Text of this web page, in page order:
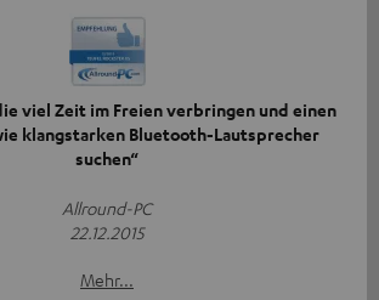
viel Zeit im Freien verbringen und einen
klangstarken Bluetooth-Lautsprecher
suchen“
Allround-PC
22.12.2015
Mehr...